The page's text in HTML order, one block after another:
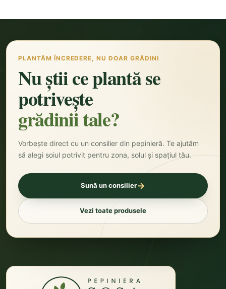
PLANTĂM ÎNCREDERE, NU DOAR GRĂDINI
Nu știi ce plantă se
potrivește
grădinii tale?
Vorbește direct cu un consilier din pepinieră. Te ajutăm
să alegi soiul potrivit pentru zona, solul și spațiul tău.
Sună un consilier→
Vezi toate produsele